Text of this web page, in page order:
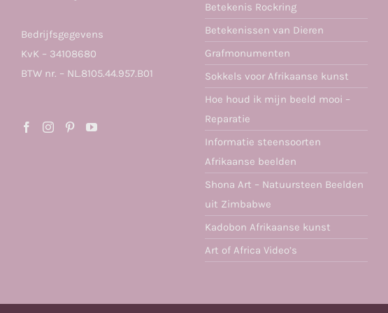
Bedrijfsgegevens
KvK – 34108680
BTW nr. – NL.8105.44.957.B01
Betekenis Rockring
Betekenissen van Dieren
Grafmonumenten
Sokkels voor Afrikaanse kunst
Hoe houd ik mijn beeld mooi –
Reparatie
Informatie steensoorten
Afrikaanse beelden
Shona Art – Natuursteen Beelden
uit Zimbabwe
Kadobon Afrikaanse kunst
Art of Africa Video’s